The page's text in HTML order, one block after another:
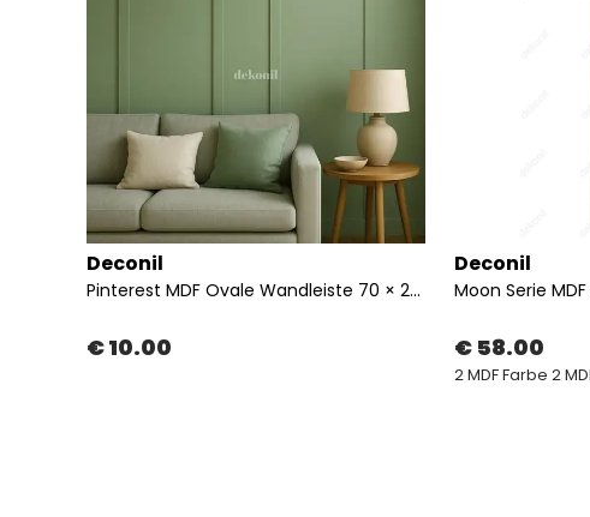
Deconil
Pinterest MDF Ovale Wandleiste 70 × 235 cm
€ 10.00
Deconil
€ 58.00
2 MDF Farbe 2